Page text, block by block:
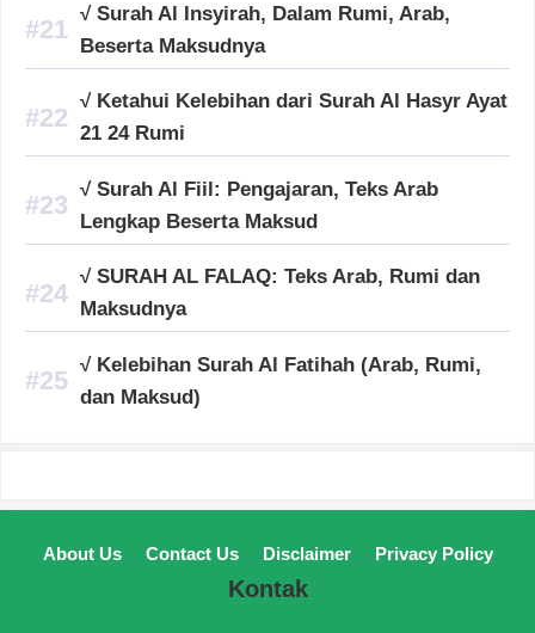
√ Surah Al Insyirah, Dalam Rumi, Arab,
Beserta Maksudnya
√ Ketahui Kelebihan dari Surah Al Hasyr Ayat
21 24 Rumi
√ Surah Al Fiil: Pengajaran, Teks Arab
Lengkap Beserta Maksud
√ SURAH AL FALAQ: Teks Arab, Rumi dan
Maksudnya
√ Kelebihan Surah Al Fatihah (Arab, Rumi,
dan Maksud)
About Us Contact Us Disclaimer Privacy Policy
Kontak